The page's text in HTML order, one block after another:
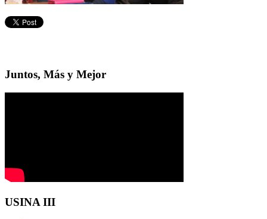
Juntos, Más y Mejor
USINA III